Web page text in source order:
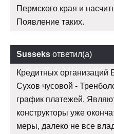
Пермского края и
Появление таких.
Susseks ответил(а)
Кредитных организаций
Сухов чусовой -
график платежей.
конструкторы уже
меры, далеко не все